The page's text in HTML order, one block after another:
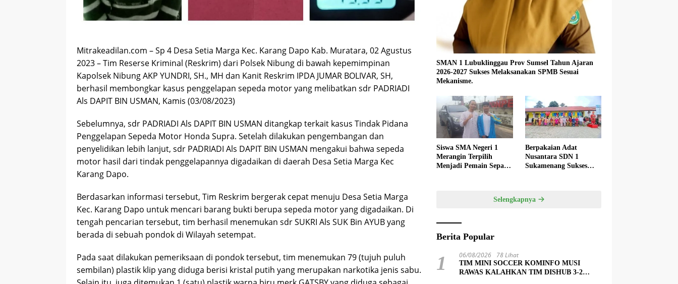
Mitrakeadilan.com – Sp 4 Desa Setia Marga Kec. Karang Dapo Kab. Muratara, 02 Agustus
2023 – Tim Reserse Kriminal (Reskrim) dari Polsek Nibung di bawah kepemimpinan
Kapolsek Nibung AKP YUNDRI, SH., MH dan Kanit Reskrim IPDA JUMAR BOLIVAR, SH,
berhasil membongkar kasus penggelapan sepeda motor yang melibatkan sdr PADRIADI
Als DAPIT BIN USMAN, Kamis (03/08/2023)
Sebelumnya, sdr PADRIADI Als DAPIT BIN USMAN ditangkap terkait kasus Tindak Pidana
Penggelapan Sepeda Motor Honda Supra. Setelah dilakukan pengembangan dan
penyelidikan lebih lanjut, sdr PADRIADI Als DAPIT BIN USMAN mengakui bahwa sepeda
motor hasil dari tindak penggelapannya digadaikan di daerah Desa Setia Marga Kec
Karang Dapo.
Berdasarkan informasi tersebut, Tim Reskrim bergerak cepat menuju Desa Setia Marga
Kec. Karang Dapo untuk mencari barang bukti berupa sepeda motor yang digadaikan. Di
tengah pencarian tersebut, tim berhasil menemukan sdr SUKRI Als SUK Bin AYUB yang
berada di sebuah pondok di Wilayah setempat.
Pada saat dilakukan pemeriksaan di pondok tersebut, tim menemukan 79 (tujuh puluh
sembilan) plastik klip yang diduga berisi kristal putih yang merupakan narkotika jenis sabu.
SMAN 1 Lubuklinggau Prov Sumsel Tahun Ajaran
2026-2027 Sukses Melaksanakan SPMB Sesuai
Mekanisme.
Siswa SMA Negeri 1
Merangin Terpilih
Menjadi Pemain Sepak
Berpakaian Adat
Nusantara SDN 1
Sukamenang Sukses
Selengkapnya
Berita Popular
1 06/08/2026 78 Lihat
TIM MINI SOCCER KOMINFO MUSI
RAWAS KALAHKAN TIM DISHUB 3-2